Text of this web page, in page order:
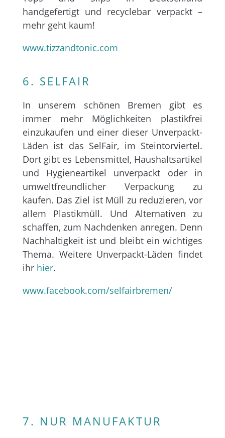
handgefertigt und recyclebar verpackt –
mehr geht kaum!
www.tizzandtonic.com
6. SELFAIR
In unserem schönen Bremen gibt es
immer mehr Möglichkeiten plastikfrei
einzukaufen und einer dieser Unverpackt-
Läden ist das SelFair, im Steintorviertel.
Dort gibt es Lebensmittel, Haushaltsartikel
und Hygieneartikel unverpackt oder in
umweltfreundlicher Verpackung zu
kaufen. Das Ziel ist Müll zu reduzieren, vor
allem Plastikmüll. Und Alternativen zu
schaffen, zum Nachdenken anregen. Denn
Nachhaltigkeit ist und bleibt ein wichtiges
Thema. Weitere Unverpackt-Läden findet
ihr hier.
www.facebook.com/selfairbremen/
7. NUR MANUFAKTUR